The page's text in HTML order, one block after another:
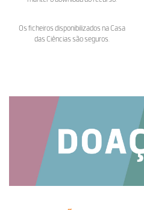
Os ficheiros disponibilizados na Casa
das Ciências são seguros.